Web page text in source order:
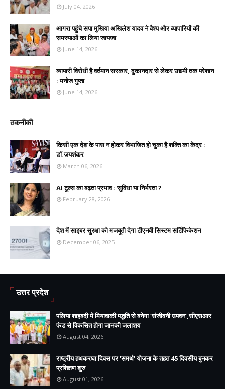
July 04, 2026
आगरा पहुंचे सपा मुखिया अखिलेश यादव ने वैश्य और व्यापारियों की
समस्याओं का लिया जायजा
June 14, 2026
व्यापारी विरोधी है वर्तमान सरकार, दुकानदार से लेकर उद्यमी तक परेशान
: मनोज गुप्ता
June 14, 2026
तकनीकी
किसी एक देश के पास न होकर विभाजित हो चुका है शक्ति का केंद्र :
डॉ.जयशंकर
March 06, 2026
AI टूल्स का बढ़ता प्रभाव : सुविधा या निर्भरता ?
February 28, 2026
देश में साइबर सुरक्षा को मजबूती देगा टीएनवी सिस्टम सर्टिफिकेशन
December 06, 2025
उत्तर प्रदेश
पलिया शाहबदी में मियावाकी पद्धति से बनेगा ‘संजीवनी उपवन’,सीएसआर
फंड से विकसित होगा जानकी जलाशय
August 04, 2026
राष्ट्रीय हथकरघा दिवस पर 'समर्थ' योजना के तहत 45 दिवसीय बुनकर
प्रशिक्षण शुरु
August 01, 2026